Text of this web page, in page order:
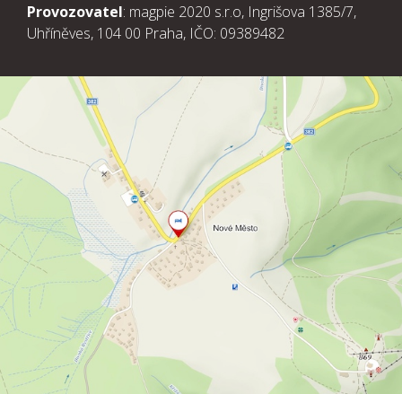
Provozovatel: magpie 2020 s.r.o, Ingrišova 1385/7,
Uhříněves, 104 00 Praha, IČO: 09389482